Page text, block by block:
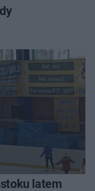
latem